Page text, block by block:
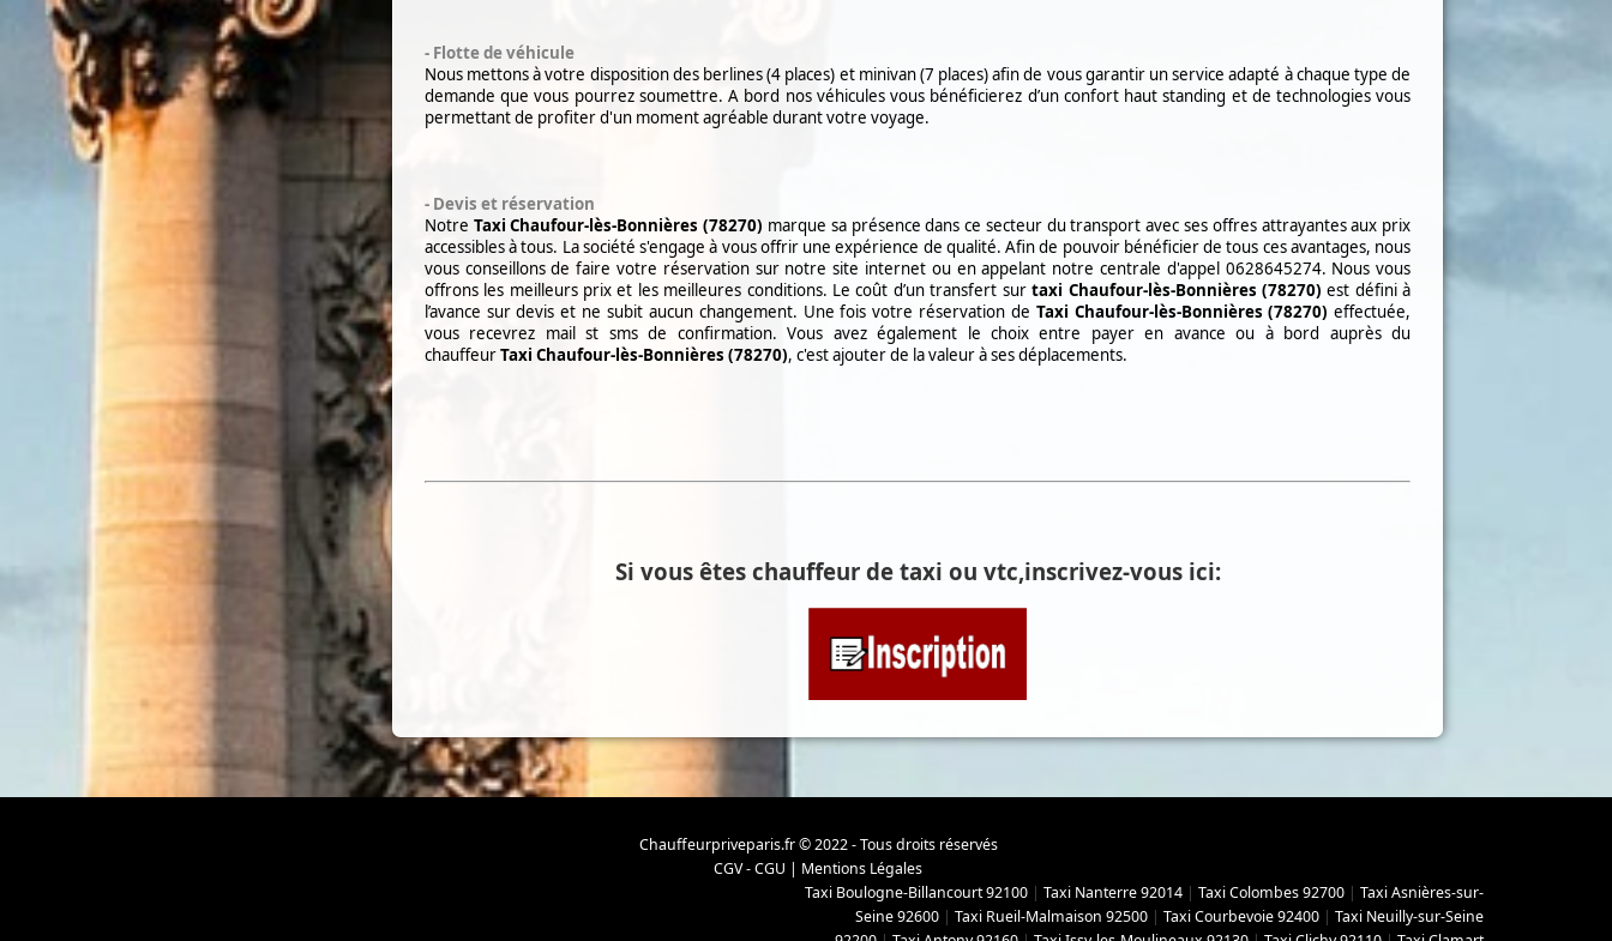
- Flotte de véhicule
Nous mettons à votre disposition des berlines (4 places) et minivan (7 places) afin de vous garantir un service adapté à chaque type de
demande que vous pourrez soumettre. A bord nos véhicules vous bénéficierez d’un confort haut standing et de technologies vous
permettant de profiter d'un moment agréable durant votre voyage.
- Devis et réservation
Notre TaxiChaufour-lès-Bonnières (78270) marque sa présence dans ce secteur du transport avec ses offres attrayantes aux prix
accessibles àtous. La société s'engage à vous offrir une expérience de qualité. Afin de pouvoir bénéficier de tous ces avantages, nous
vous conseillons de faire votre réservation sur notre site internet ou en appelant notre centrale d'appel 0628645274. Nous vous
offrons les meilleurs prix et les meilleures conditions. Le coût d’un transfert surtaxi Chaufour-lès-Bonnières (78270) est défini à
l’avance sur devis et ne subit aucun changement. Une fois votre réservation de Taxi Chaufour-lès-Bonnières (78270) effectuée,
vous recevrez mail st sms de confirmation. Vous avez également le choix entre payer en avance ou à bord auprès du
chauffeurTaxi Chaufour-lès-Bonnières (78270), c'est ajouter de la valeur à ses déplacements.
Si vous êtes chauffeur de taxi ou vtc,inscrivez-vous ici:
Chauffeurpriveparis.fr © 2022 - Tous droits réservés
CGV - CGU | Mentions Légales
Taxi Boulogne-Billancourt 92100 | Taxi Nanterre 92014 | Taxi Colombes 92700 | Taxi Asnières-sur-
Seine 92600 | Taxi Rueil-Malmaison 92500 | Taxi Courbevoie 92400 | Taxi Neuilly-sur-Seine